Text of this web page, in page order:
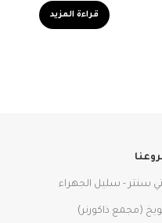
قراءة المزيد
سنتر - سليل الجهراء
(مجمع ذاكورنر)